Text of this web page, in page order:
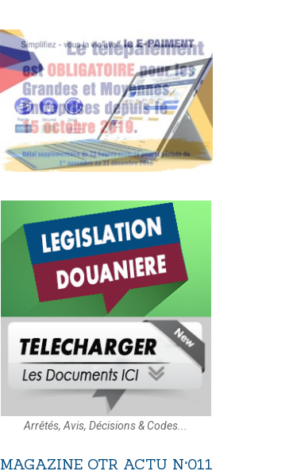
Arrêtés, Avis, Décisions & Codes...
MAGAZINE OTR ACTU N°011